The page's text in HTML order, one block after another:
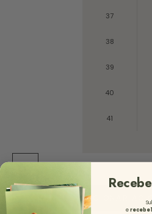
37
38
39
40
41
ST
ADICIONAR AO
erecebe